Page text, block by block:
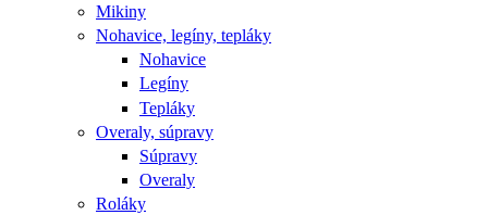
Mikiny
Nohavice, legíny, tepláky
Nohavice
Legíny
Tepláky
Overaly, súpravy
Súpravy
Overaly
Roláky